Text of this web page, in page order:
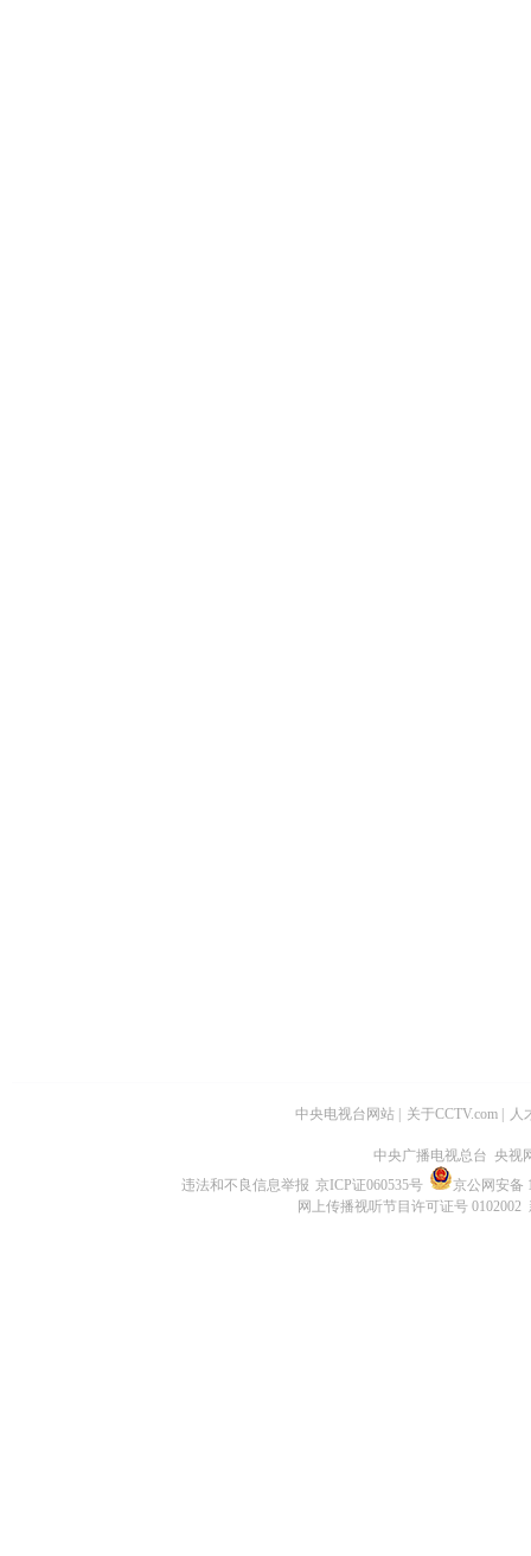
中央电视台网站 关于CCTV.com 人
中央广播电视总台 央视
违法和不良信息举报 京ICP证060535号
京公网安备
网上传播视听节目许可证号 0102002